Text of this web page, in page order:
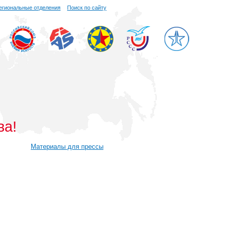
отделения Поиск по сайту
Материалы для прессы